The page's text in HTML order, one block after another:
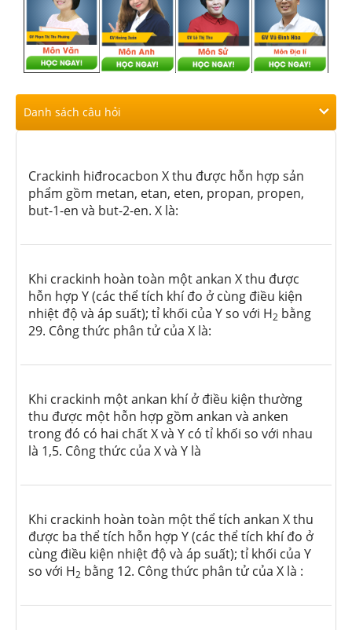
Danh sách câu hỏi
Crackinh hiđrocacbon X thu được hỗn hợp sản
phẩm gồm metan, etan, eten, propan, propen,
but-1-en và but-2-en. X là:
Khi crackinh hoàn toàn một ankan X thu được
hỗn hợp Y (các thể tích khí đo ở cùng điều kiện
nhiệt độ và áp suất); tỉ khối của Y so với H2 bằng
29. Công thức phân tử của X là:
Khi crackinh một ankan khí ở điều kiện thường
thu được một hỗn hợp gồm ankan và anken
trong đó có hai chất X và Y có tỉ khối so với nhau
là 1,5. Công thức của X và Y là
Khi crackinh hoàn toàn một thể tích ankan X thu
được ba thể tích hỗn hợp Y (các thể tích khí đo ở
cùng điều kiện nhiệt độ và áp suất); tỉ khối của Y
so với H2 bằng 12. Công thức phân tử của X là :